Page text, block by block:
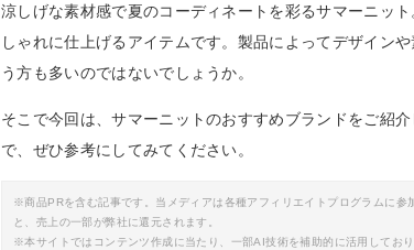
涼しげな素材感で夏のコーディネートを彩るサマーニッ
しゃれに仕上げるアイテムです。製品によってデザイン
う方も多いのではないでしょうか。
そこで今回は、サマーニットのおすすめブランドをご紹
で、ぜひ参考にしてみてください。
※商品PRを含む記事です。当メディアは各種アフィリエイトプログラムに
と、売上の一部が弊社に還元されます。
※本サイトではコンテンツ作成に当たり、一部AI技術を補助的に活用しており